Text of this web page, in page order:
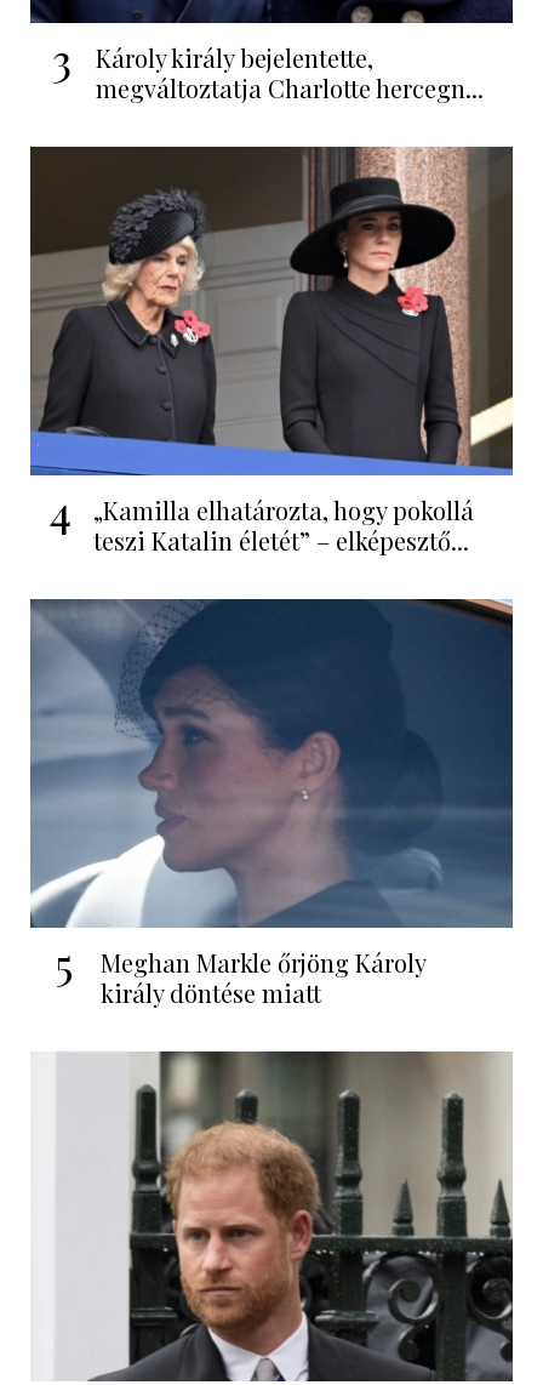
3
Károly király bejelentette,
megváltoztatja Charlotte hercegn...
4
„Kamilla elhatározta, hogy pokollá
teszi Katalin életét” – elképesztő...
5
Meghan Markle őrjöng Károly
király döntése miatt